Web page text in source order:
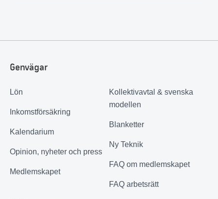
Genvägar
Lön
Inkomstförsäkring
Kalendarium
Opinion, nyheter och press
Medlemskapet
Kollektivavtal & svenska
modellen
Blanketter
Ny Teknik
FAQ om medlemskapet
FAQ arbetsrätt